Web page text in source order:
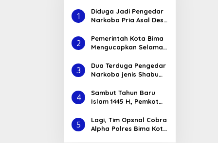
Kananga
1
Diduga Jadi Pengedar
Narkoba Pria Asal Desa
Opsanal Sat-
Resnarkoba Polres
2
Pemerintah Kota Bima
Mengucapkan Selamat
Muharam 1445 H
3
Dua Terduga Pengedar
Narkoba jenis Shabu
Amankan Polres Bima
4
Sambut Tahun Baru
Islam 1445 H, Pemkot
Umroh untuk
Pengunjung
5
Lagi, Tim Opsnal Cobra
Alpha Polres Bima Kota